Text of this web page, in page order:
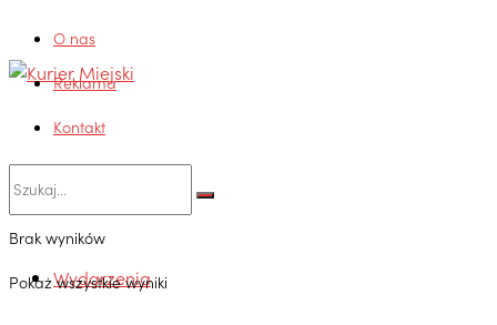
O nas
Reklama
Kontakt
Brak wyników
Pokaż wszystkie wyniki
Wydarzenia